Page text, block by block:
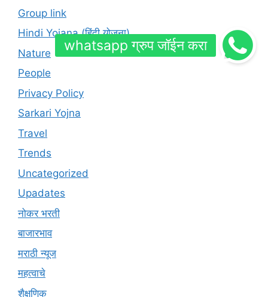
Group link
Hindi Yojana (हिंदी योजना)
Nature
People
Privacy Policy
Sarkari Yojna
Travel
Trends
Uncategorized
Upadates
नोकर भरती
बाजारभाव
मराठी न्यूज
महत्वाचे
शैक्षणिक